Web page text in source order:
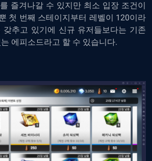
즐겨나갈 수 있지만 최소 입장 조건이
첫 번째 스테이지부터 레벨이 120이라
갖추고 있기에 신규 유저들보다는 기존
에피소드라고 할 수 있습니다.